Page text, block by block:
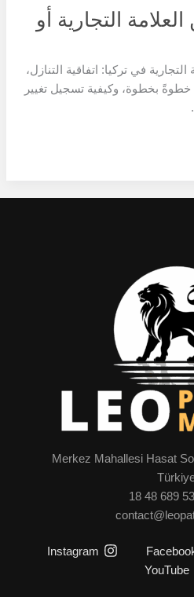
التجارية أو
في تركيا: اتفاقية التنازل،
خطوةً بخطوة، وكيفية تسجيل تغيير
Merkez Mahallesi Hasat
Instagram
YouTube